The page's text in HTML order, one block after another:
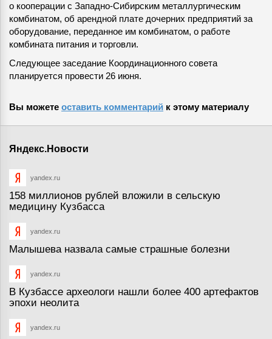
о кооперации с Западно-Сибирским металлургическим
комбинатом, об арендной плате дочерних предприятий за
оборудование, переданное им комбинатом, о работе
комбината питания и торговли.
Следующее заседание Координационного совета
планируется провести 26 июня.
Вы можете оставить комментарий к этому материалу
Яндекс.Новости
yandex.ru
158 миллионов рублей вложили в сельскую
медицину Кузбасса
yandex.ru
Малышева назвала самые страшные болезни
yandex.ru
В Кузбассе археологи нашли более 400 артефактов
эпохи неолита
yandex.ru